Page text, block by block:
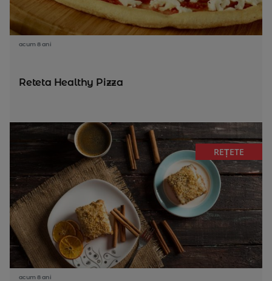
acum 8 ani
Reteta Healthy Pizza
REȚETE
acum 8 ani